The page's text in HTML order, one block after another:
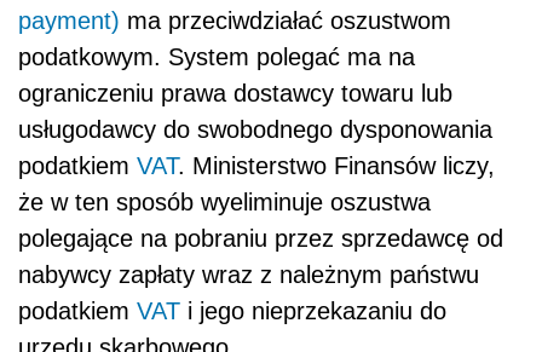
payment) ma przeciwdziałać oszustwom
podatkowym. System polegać ma na
ograniczeniu prawa dostawcy towaru lub
usługodawcy do swobodnego dysponowania
podatkiem VAT. Ministerstwo Finansów liczy,
że w ten sposób wyeliminuje oszustwa
polegające na pobraniu przez sprzedawcę od
nabywcy zapłaty wraz z należnym państwu
podatkiem VAT i jego nieprzekazaniu do